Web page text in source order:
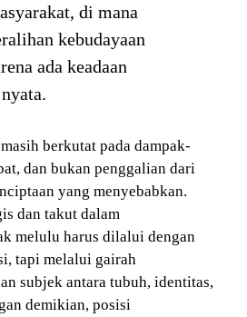
di mana
kebudayaan
ada keadaan
berkutat pada dampak-
dan bukan penggalian dari
yang menyebabkan.
dan takut dalam
melulu harus dilalui dengan
tapi melalui gairah
subjek antara tubuh, identitas,
demikian, posisi